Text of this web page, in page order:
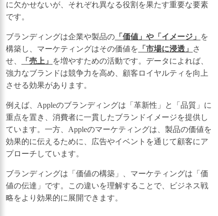
に欠かせないが、それぞれ異なる役割を果たす重要な要素
です。
ブランディングは企業や製品の 「価値」や「イメージ」
を
構築し、マーケティングはその価値を 「市場に浸透」
さ
せ、
「売上」
を増やすための活動です。データによれば、
強力なブランドは競争力を高め、顧客ロイヤルティを向上
させる効果があります。
例えば、Appleのブランディングは「革新性」と「品質」に
重点を置き、消費者に一貫したブランドイメージを提供し
ています。一方、Appleのマーケティングは、製品の価値を
効果的に伝えるために、広告やイベントを通じて顧客にア
プローチしています。
ブランディングは「価値の構築」、マーケティングは「価
値の伝達」です。この違いを理解することで、ビジネス戦
略をより効果的に展開できます。